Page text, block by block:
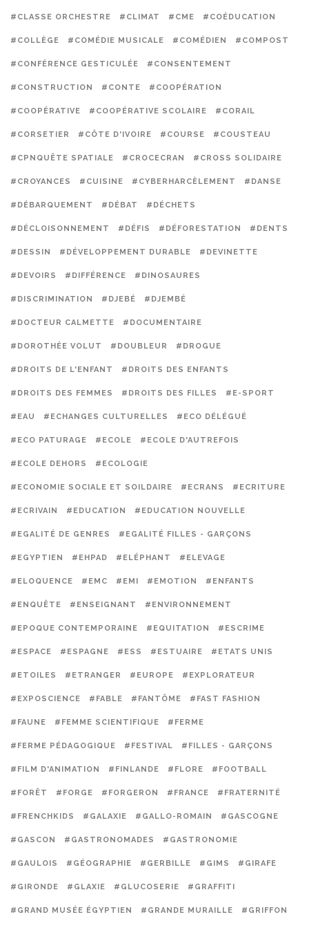
#CLASSE ORCHESTRE #CLIMAT #CME #COÉDUCATION
#COLLÈGE #COMÉDIE MUSICALE #COMÉDIEN #COMPOST
#CONFÉRENCE GESTICULÉE #CONSENTEMENT
#CONSTRUCTION #CONTE #COOPÉRATION
#COOPÉRATIVE #COOPÉRATIVE SCOLAIRE #CORAIL
#CORSETIER #CÔTE D'IVOIRE #COURSE #COUSTEAU
#CPNQUÊTE SPATIALE #CROCECRAN #CROSS SOLIDAIRE
#CROYANCES #CUISINE #CYBERHARCÈLEMENT #DANSE
#DÉBARQUEMENT #DÉBAT #DÉCHETS
#DÉCLOISONNEMENT #DÉFIS #DÉFORESTATION #DENTS
#DESSIN #DÉVELOPPEMENT DURABLE #DEVINETTE
#DEVOIRS #DIFFÉRENCE #DINOSAURES
#DISCRIMINATION #DJEBÉ #DJEMBÉ
#DOCTEUR CALMETTE #DOCUMENTAIRE
#DOROTHÉE VOLUT #DOUBLEUR #DROGUE
#DROITS DE L'ENFANT #DROITS DES ENFANTS
#DROITS DES FEMMES #DROITS DES FILLES #E-SPORT
#EAU #ECHANGES CULTURELLES #ECO DÉLÉGUÉ
#ECO PATURAGE #ECOLE #ECOLE D'AUTREFOIS
#ECOLE DEHORS #ECOLOGIE
#ECONOMIE SOCIALE ET SOILDAIRE #ECRANS #ECRITURE
#ECRIVAIN #EDUCATION #EDUCATION NOUVELLE
#EGALITÉ DE GENRES #EGALITÉ FILLES - GARÇONS
#EGYPTIEN #EHPAD #ELÉPHANT #ELEVAGE
#ELOQUENCE #EMC #EMI #EMOTION #ENFANTS
#ENQUÊTE #ENSEIGNANT #ENVIRONNEMENT
#EPOQUE CONTEMPORAINE #EQUITATION #ESCRIME
#ESPACE #ESPAGNE #ESS #ESTUAIRE #ETATS UNIS
#ETOILES #ETRANGER #EUROPE #EXPLORATEUR
#EXPOSCIENCE #FABLE #FANTÔME #FAST FASHION
#FAUNE #FEMME SCIENTIFIQUE #FERME
#FERME PÉDAGOGIQUE #FESTIVAL #FILLES - GARÇONS
#FILM D'ANIMATION #FINLANDE #FLORE #FOOTBALL
#FORÊT #FORGE #FORGERON #FRANCE #FRATERNITÉ
#FRENCHKIDS #GALAXIE #GALLO-ROMAIN #GASCOGNE
#GASCON #GASTRONOMADES #GASTRONOMIE
#GAULOIS #GÉOGRAPHIE #GERBILLE #GIMS #GIRAFE
#GIRONDE #GLAXIE #GLUCOSERIE #GRAFFITI
#GRAND MUSÉE ÉGYPTIEN #GRANDE MURAILLE #GRIFFON